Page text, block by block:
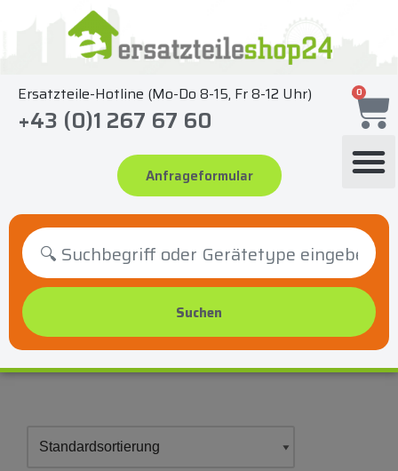
springen
Ersatzteile-Hotline (Mo-Do 8-15, Fr 8-12 Uhr)
+43 (0)1 267 67 60
Anfrageformular
0